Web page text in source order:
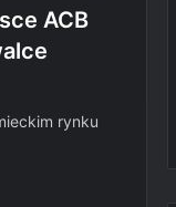
ACB
rynku